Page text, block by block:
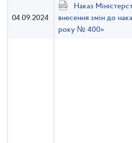
04.09.2024
Наказ
внесення змін до
року № 400»